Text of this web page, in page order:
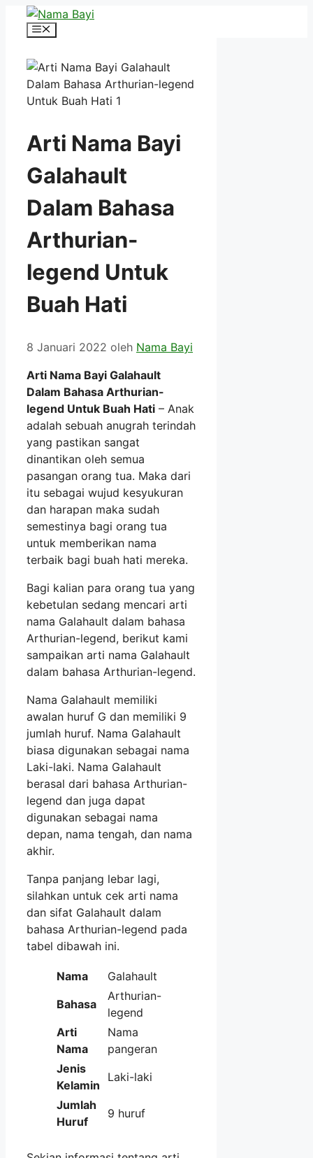
Langsung
Menu
Arti Nama Bayi
Galahault
Dalam Bahasa
Arthurian-
legend Untuk
Buah Hati
8 Januari 2022 oleh Nama Bayi
Arti Nama Bayi Galahault
Dalam Bahasa Arthurian-
legend Untuk Buah Hati – Anak
adalah sebuah anugrah terindah
yang pastikan sangat
dinantikan oleh semua
pasangan orang tua. Maka dari
itu sebagai wujud kesyukuran
dan harapan maka sudah
semestinya bagi orang tua
untuk memberikan nama
terbaik bagi buah hati mereka.
Bagi kalian para orang tua yang
kebetulan sedang mencari arti
nama Galahault dalam bahasa
Arthurian-legend, berikut kami
sampaikan arti nama Galahault
dalam bahasa Arthurian-legend.
Nama Galahault memiliki
awalan huruf G dan memiliki 9
jumlah huruf. Nama Galahault
biasa digunakan sebagai nama
Laki-laki. Nama Galahault
berasal dari bahasa Arthurian-
legend dan juga dapat
digunakan sebagai nama
depan, nama tengah, dan nama
akhir.
Tanpa panjang lebar lagi,
silahkan untuk cek arti nama
dan sifat Galahault dalam
bahasa Arthurian-legend pada
tabel dibawah ini.
Nama
Galahault
Bahasa
Arthurian-
legend
Arti
Nama
Nama
pangeran
Jenis
Kelamin
Laki-laki
Jumlah
Huruf
9 huruf